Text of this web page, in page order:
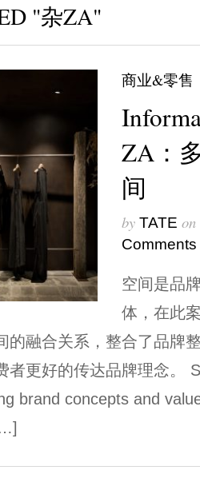
"杂ZA"
商业&零售
ZA：
间
by TATE on
Comments
空间是品
体，在此
的融合关系，整合了品牌
者更好的传达品牌理念。
brand concepts and